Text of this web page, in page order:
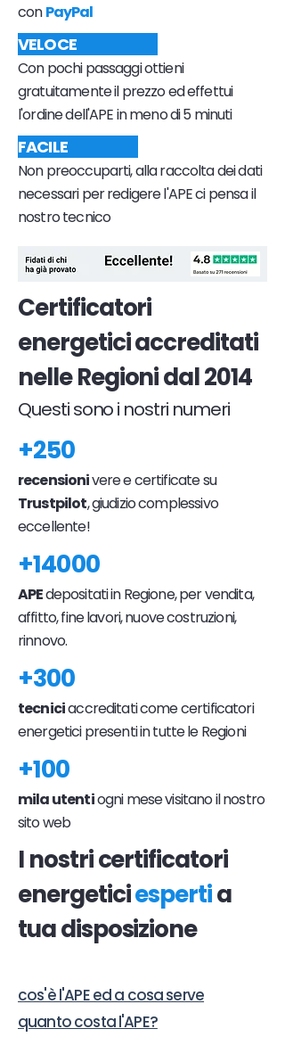
conPayPal
VELOCE
Con pochi passaggi ottieni
gratuitamente il prezzo ed effettui
l'ordine dell'APE in meno di 5 minuti
FACILE
Non preoccuparti, alla raccolta dei dati
necessari per redigere l'APE ci pensa il
nostro tecnico
Certificatori
energetici accreditati
nelle Regioni dal 2014
Questi sono i nostri numeri
+250
recensionivere e certificate su
Trustpilot, giudizio complessivo
eccellente!
+14000
APEdepositati in Regione, per vendita,
affitto, fine lavori, nuove costruzioni,
rinnovo.
+300
tecniciaccreditati come certificatori
energetici presenti in tutte le Regioni
+100
mila utentiogni mese visitano il nostro
sito web
I nostri certificatori
energeticiespertia
tua disposizione
cos'è l'APE ed a cosa serve
quanto costa l'APE?